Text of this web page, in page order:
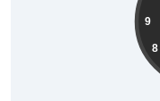
8
9